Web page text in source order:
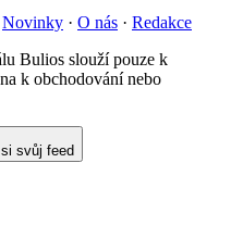
Novinky · O nás · Redakce
Bulios slouží pouze k
k obchodování nebo
svůj feed